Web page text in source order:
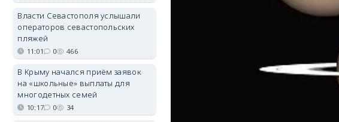
Власти Севастополя услышали
операторов севастопольских
пляжей
11:01 0 466
В Крыму начался приём заявок
на «школьные» выплаты для
многодетных семей
10:17 0 34